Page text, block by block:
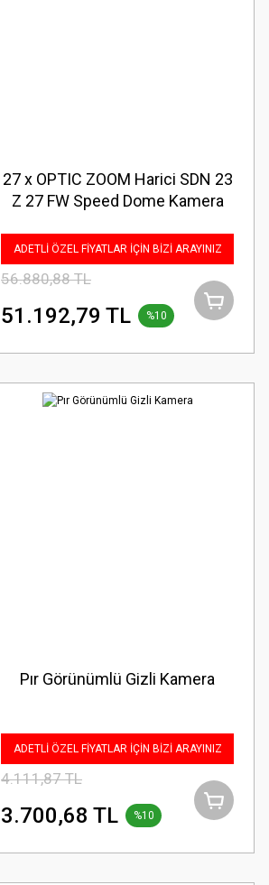
27 x OPTIC ZOOM Harici SDN 23
Z 27 FW Speed Dome Kamera
ADETLİ ÖZEL FİYATLAR İÇİN BİZİ ARAYINIZ
56.880,88 TL
51.192,79 TL %10
Pır Görünümlü Gizli Kamera
ADETLİ ÖZEL FİYATLAR İÇİN BİZİ ARAYINIZ
4.111,87 TL
3.700,68 TL %10